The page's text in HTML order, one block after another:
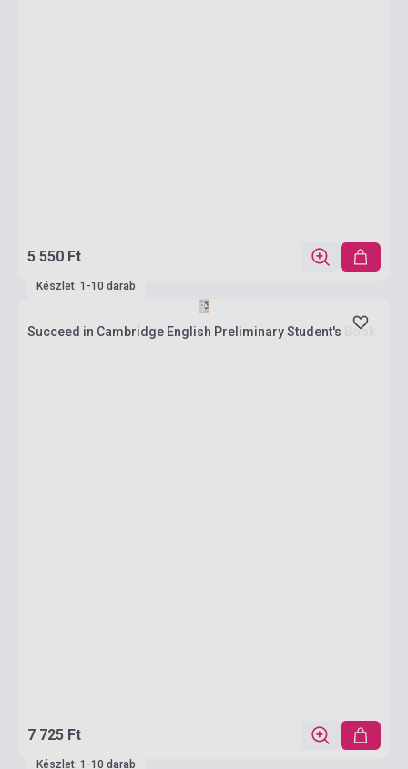
5 550 Ft
Készlet: 1-10 darab
Succeed in Cambridge English Preliminary Student's Book
7 725 Ft
Készlet: 1-10 darab